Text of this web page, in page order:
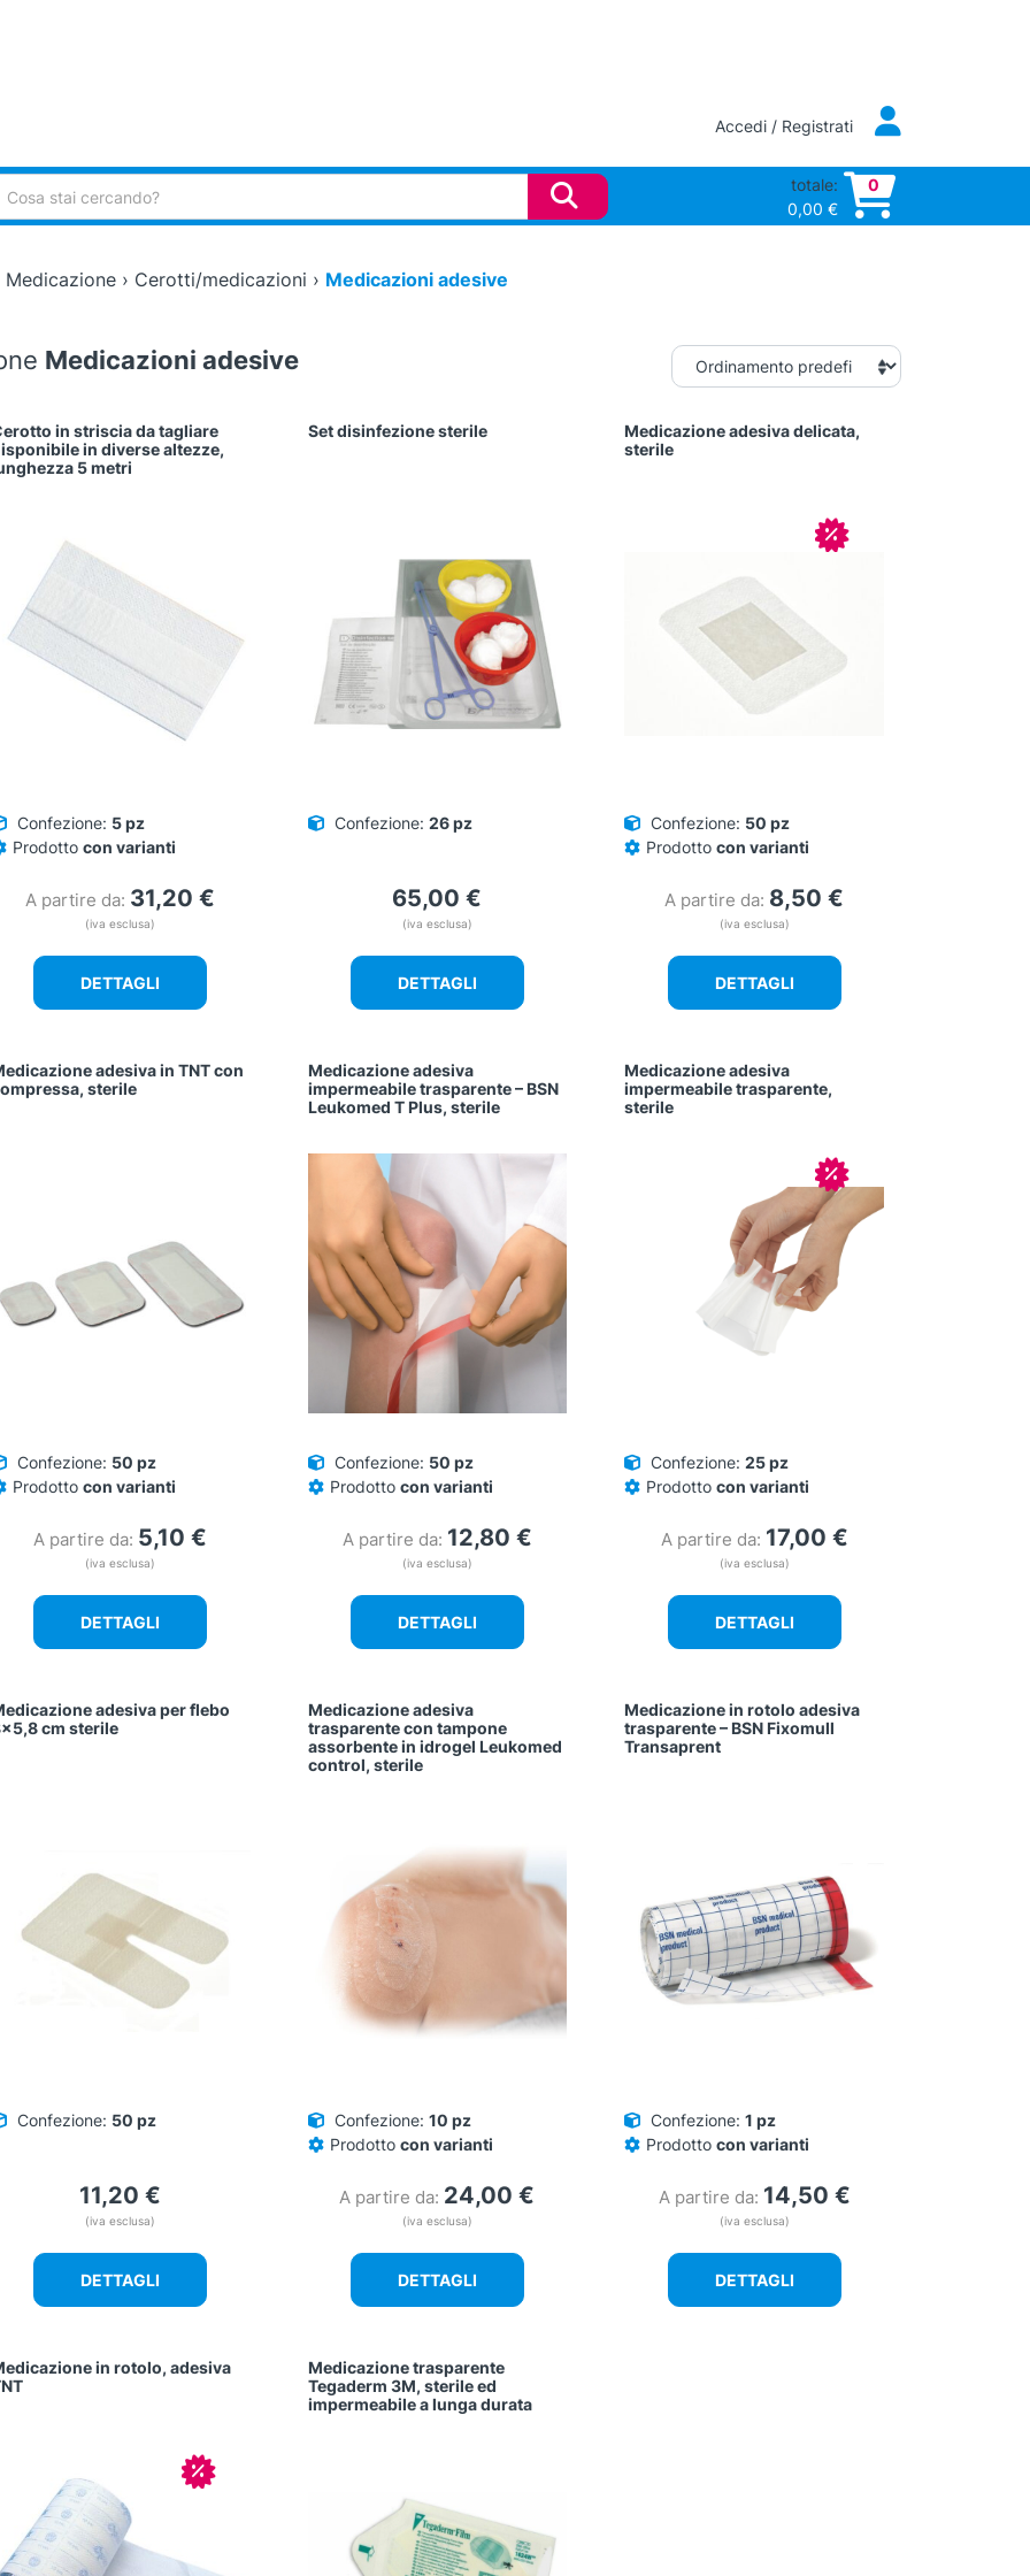
Accedi / Registrati
totale:
0,00 €
0
Medicazione › Cerotti/medicazioni › Medicazioni adesive
Medicazioni adesive
in striscia da tagliare
in diverse altezze,
5 metri
Confezione: 5 pz
Prodotto con varianti
A partire da: 31,20€
(iva esclusa)
DETTAGLI
Set disinfezione sterile
Confezione: 26 pz
65,00€
(iva esclusa)
DETTAGLI
Medicazione adesiva delicata,
sterile
In offerta!
Confezione: 50 pz
Prodottocon varianti
A partire da: 8,50€
(iva esclusa)
DETTAGLI
adesiva in TNT con
sterile
Confezione: 50 pz
Prodotto con varianti
A partire da: 5,10€
(iva esclusa)
DETTAGLI
Medicazione adesiva
impermeabile trasparente – BSN
Leukomed T Plus, sterile
Confezione: 50 pz
Prodotto con varianti
A partire da: 12,80 €
(iva esclusa)
DETTAGLI
Medicazione adesiva
impermeabile trasparente,
sterile
In offerta!
Confezione: 25 pz
Prodottocon varianti
A partire da: 17,00 €
(iva esclusa)
DETTAGLI
adesiva per flebo
cm sterile
Confezione: 50 pz
11,20€
(iva esclusa)
DETTAGLI
Medicazione adesiva
trasparente con tampone
assorbente in idrogel Leukomed
control, sterile
Confezione: 10 pz
Prodotto con varianti
A partire da: 24,00€
(iva esclusa)
DETTAGLI
Medicazione in rotolo adesiva
trasparente – BSN Fixomull
Transaprent
Confezione: 1 pz
Prodottocon varianti
A partire da: 14,50 €
(iva esclusa)
DETTAGLI
in rotolo, adesiva
In offerta!
Medicazione trasparente
Tegaderm 3M, sterile ed
impermeabile a lunga durata